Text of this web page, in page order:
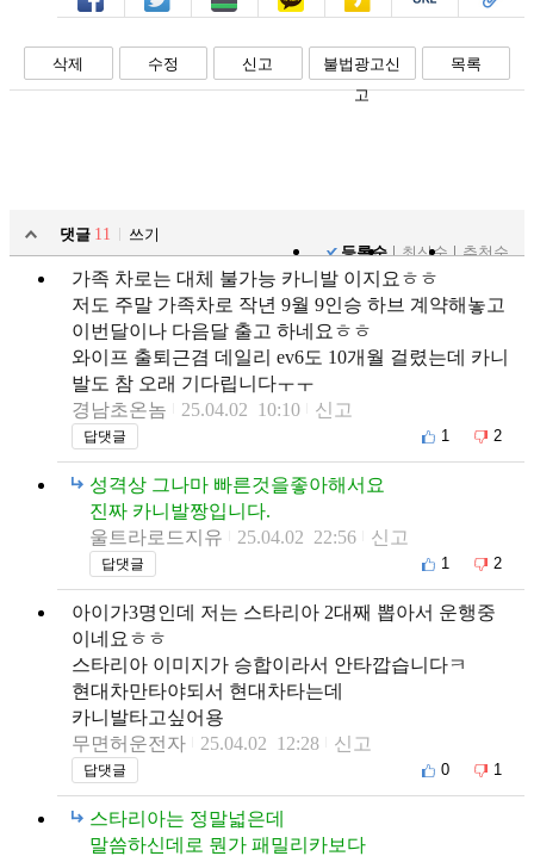
페북 트윗 밴드 카톡 카스 복사 스크랩
삭제 수정 신고
불법광고신
고
목록
댓글 11
쓰기
등록순
최신순 추천순
가족 차로는 대체 불가능 카니발 이지요ㅎㅎ
저도 주말 가족차로 작년 9월 9인승 하브 계약해놓고
이번달이나 다음달 출고 하네요ㅎㅎ
와이프 출퇴근겸 데일리 ev6도 10개월 걸렸는데 카니
발도 참 오래 기다립니다ㅜㅜ
경남초온놈
25.04.02 10:10 신고
답댓글 1 2
성격상 그나마 빠른것을좋아해서요
진짜 카니발짱입니다.
울트라로드지유
25.04.02 22:56 신고
답댓글 1 2
아이가3명인데 저는 스타리아 2대째 뽑아서 운행중
이네요ㅎㅎ
스타리아 이미지가 승합이라서 안타깝습니다ㅋ
현대차만타야되서 현대차타는데
카니발타고싶어용
무면허운전자
25.04.02 12:28 신고
답댓글 0 1
스타리아는 정말넓은데
말씀하신데로 뭔가 패밀리카보다